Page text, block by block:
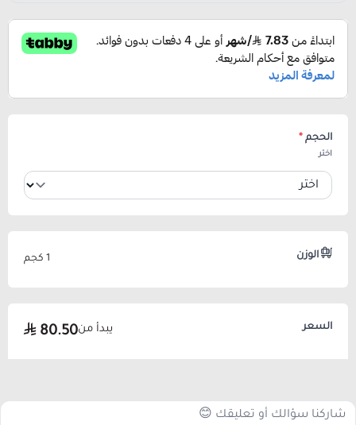
الحجم *
اختر
الوزن 1 كجم
السعر يبدأ من80.50